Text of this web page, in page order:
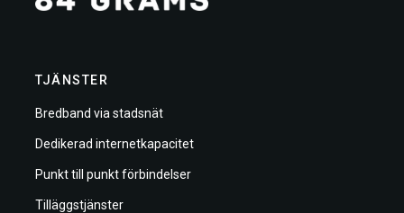
TJÄNSTER
Bredband via stadsnät
Dedikerad internetkapacitet
Punkt till punkt förbindelser
Tilläggstjänster